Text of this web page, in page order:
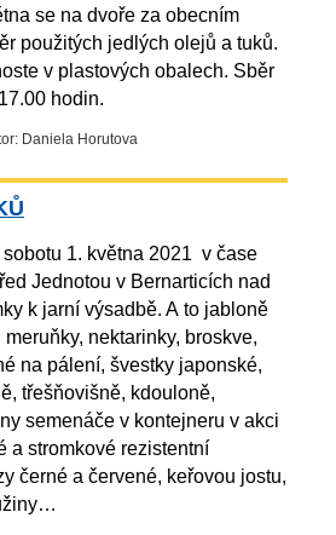
se na dvoře za obecním
použitých jedlých olejů a tuků.
v plastových obalech. Sběr
hodin.
Daniela Horutova
1. května 2021 v čase
Jednotou v Bernarticích nad
k jarní výsadbě. A to jabloně
nektarinky, broskve,
na pálení, švestky japonské,
třešňovišně, kdouloně,
semenáče v kontejneru v akci
a stromkové rezistentní
černé a červené, keřovou jostu,